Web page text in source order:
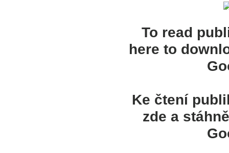
To read
here to
Ke čtení
zde a